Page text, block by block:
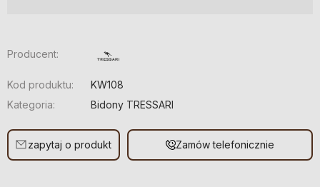
Producent:
Kod produktu:
KW108
Kategoria:
Bidony TRESSARI
zapytaj o produkt Zamów telefonicznie